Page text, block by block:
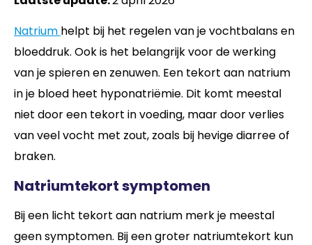
Natrium helpt bij het regelen van je vochtbalans en
bloeddruk. Ook is het belangrijk voor de werking
van je spieren en zenuwen. Een tekort aan natrium
in je bloed heet hyponatriëmie. Dit komt meestal
niet door een tekort in voeding, maar door verlies
van veel vocht met zout, zoals bij hevige diarree of
braken.
Natriumtekort symptomen
Bij een licht tekort aan natrium merk je meestal
geen symptomen. Bij een groter natriumtekort kun